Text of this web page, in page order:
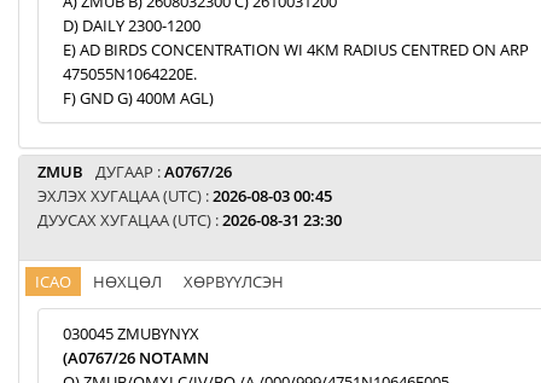
D) DAILY 2300-1200
E) AD BIRDS CONCENTRATION WI 4KM RADIUS CENTRED ON ARP
475055N1064220E.
F) GND G) 400M AGL)
ZMUB ДУГААР :A0767/26
ЭХЛЭХ ХУГАЦАА (UTC) :2026-08-03 00:45
ДУУСАХ ХУГАЦАА (UTC) :2026-08-31 23:30
ICAO НӨХЦӨЛ ХӨРВҮҮЛСЭН
030045 ZMUBYNYX
(A0767/26 NOTAMN